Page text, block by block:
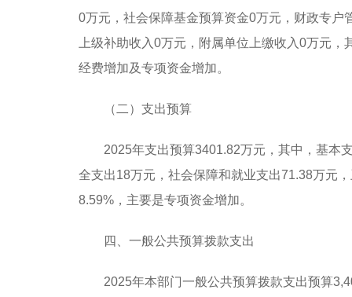
0万元，社会保障基金预算资金0万元，财政专
上级补助收入0万元，附属单位上缴收入0万元
经费增加及专项资金增加。
（二）支出预算
2025年支出预算3401.82万元，其中，基本
全支出18万元，社会保障和就业支出71.38万元
8.59%，主要是专项资金增加。
四、一般公共预算拨款支出
2025年本部门一般公共预算拨款支出预算